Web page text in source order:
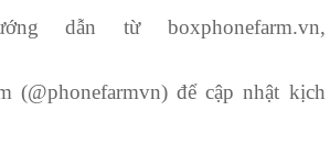
dẫn từ boxphonefarm.vn,
(@phonefarmvn) để cập nhật kịch